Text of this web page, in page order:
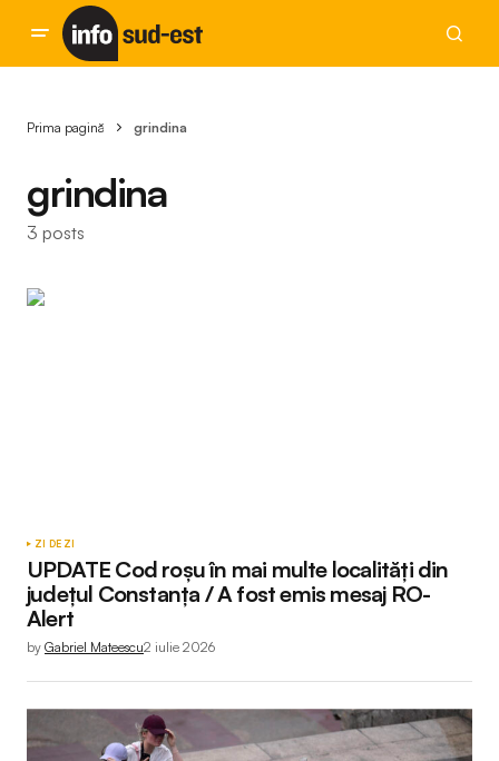
Prima pagină grindina
grindina
3 posts
ZI DE ZI
UPDATE Cod roșu în mai multe localități din
județul Constanța / A fost emis mesaj RO-
Alert
by Gabriel Mateescu2 iulie 2026